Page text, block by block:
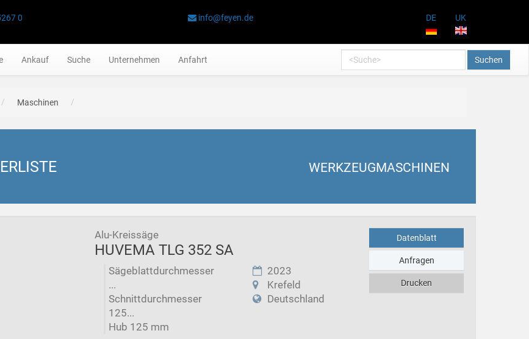
0 info@feyen.de DE UK
Ankauf Suche Unternehmen Anfahrt Suchen
Maschinen
WERKZEUGMASCHINEN
Alu-Kreissäge
HUVEMA TLG 352 SA
Sägeblattdurchmesser
...
Schnittdurchmesser
125...
Hub 125 mm
2023
Krefeld
Deutschland
Datenblatt
Anfragen
Drucken